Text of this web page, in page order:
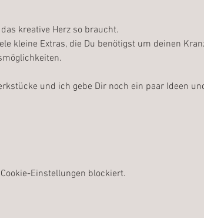
kreative Herz so braucht.
kleine Extras, die Du benötigst um deinen
und ich gebe Dir noch ein paar Ideen
Einstellungen blockiert.